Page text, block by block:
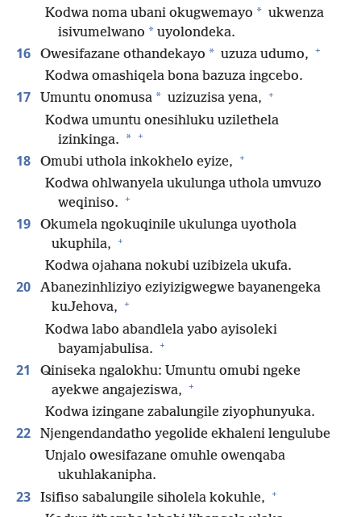
Kodwa noma ubani okugwemayo * ukwenza
isivumelwano * uyolondeka.
16 Owesifazane othandekayo * uzuza udumo, +
Kodwa omashiqela bona bazuza ingcebo.
17 Umuntu onomusa * uzizuzisa yena, +
Kodwa umuntu onesihluku uzilethela
izinkinga. * +
18 Omubi uthola inkokhelo eyize, +
Kodwa ohlwanyela ukulunga uthola umvuzo
weqiniso. +
19
Okumela ngokuqinile ukulunga uyothola
ukuphila, +
Kodwa ojahana nokubi uzibizela ukufa.
20
Abanezinhliziyo eziyizigwegwe bayanengeka
kuJehova, +
Kodwa labo abandlela yabo ayisoleki
bayamjabulisa. +
21
Qiniseka ngalokhu: Umuntu omubi ngeke
ayekwe angajeziswa, +
Kodwa izingane zabalungile ziyophunyuka.
22
Njengendandatho yegolide ekhaleni lengulube
Unjalo owesifazane omuhle owenqaba
ukuhlakanipha.
23 Isifiso sabalungile siholela kokuhle, +